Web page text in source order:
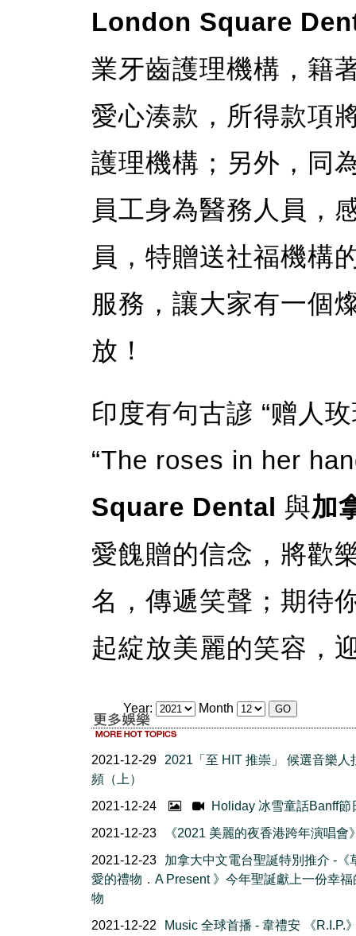
London Square
業牙齒護理機構，籍
愛心湊款，所得款項
護理機構；另外，同
員工身為醫務人員，
員，特贈送社福機構
服務，讓大家有一個
放！
印度有句古諺 “赠人
“The roses in her
Square Dental 與加
愛餽贈的信念，將歡
名，傳遞笑聲；期待
起綻放美麗的笑容，
Year: Month
2021-12-29
2021「至 HIT 推崇」 候選音樂人
頻（上）
2021-12-24
Holiday 冰雪童話Banff節
2021-12-23
《2021 美麗的夜香港跨年演唱會
2021-12-23
加拿大中文電台聖誕特別推介 -《
愛的禮物．A Present 》今年聖誕獻上一份幸福
物
2021-12-22
Music 全球首播 - 韋禮安 《R.I.P.